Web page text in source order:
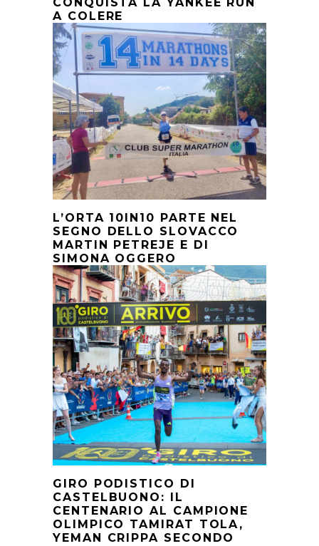
CONQUISTA LA YANKEE RUN
A COLERE
L’ORTA 10IN10 PARTE NEL
SEGNO DELLO SLOVACCO
MARTIN PETREJE E DI
SIMONA OGGERO
GIRO PODISTICO DI
CASTELBUONO: IL
CENTENARIO AL CAMPIONE
OLIMPICO TAMIRAT TOLA,
YEMAN CRIPPA SECONDO